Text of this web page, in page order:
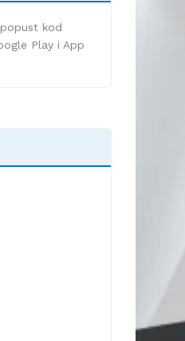
kod
Play i App